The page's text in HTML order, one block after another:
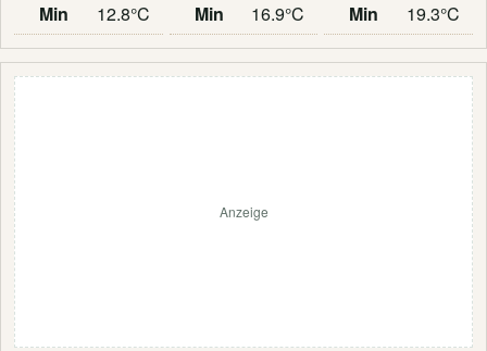
Min
12.8°C
Min
16.9°C
Min
19.3°C
Anzeige